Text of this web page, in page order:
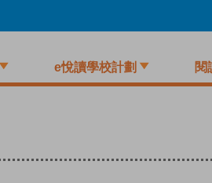
e悅讀學校計劃 閱